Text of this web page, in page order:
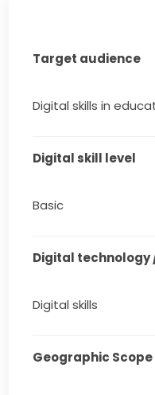
Target audience
Digital skills in
Digital skill level
Basic
Digital
Digital skills
Geographic